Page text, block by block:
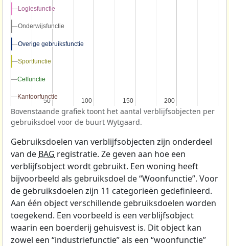
50
50 100
100 150
150 200
200
Logiesfunctie
Logiesfunctie
Onderwijsfunctie
Onderwijsfunctie
Overige gebruiksfunctie
Overige gebruiksfunctie
Sportfunctie
Sportfunctie
Celfunctie
Celfunctie
Kantoorfunctie
Kantoorfunctie
Bovenstaande grafiek toont het aantal verblijfsobjecten per
gebruiksdoel voor de buurt Wytgaard.
Gebruiksdoelen van verblijfsobjecten zijn onderdeel
van de BAG registratie. Ze geven aan hoe een
verblijfsobject wordt gebruikt. Een woning heeft
bijvoorbeeld als gebruiksdoel de “Woonfunctie”. Voor
de gebruiksdoelen zijn 11 categorieën gedefinieerd.
Aan één object verschillende gebruiksdoelen worden
toegekend. Een voorbeeld is een verblijfsobject
waarin een boerderij gehuisvest is. Dit object kan
zowel een “industriefunctie” als een “woonfunctie”